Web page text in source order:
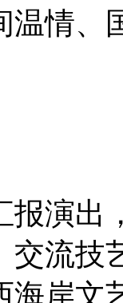
温情、
演出
交流技
海岸文